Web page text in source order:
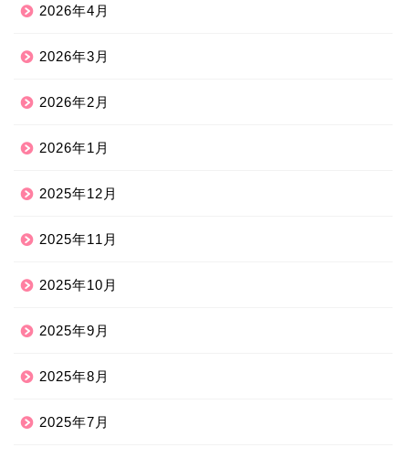
2026年4月
2026年3月
2026年2月
2026年1月
2025年12月
2025年11月
2025年10月
2025年9月
2025年8月
2025年7月